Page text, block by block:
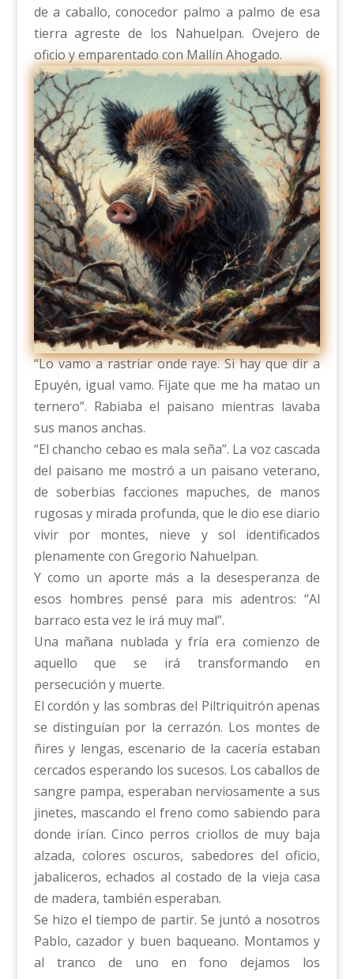
de a caballo, conocedor palmo a palmo de esa
tierra agreste de los Nahuelpan. Ovejero de
oficio y emparentado con Mallín Ahogado.
“Lo vamo a rastriar onde raye. Si hay que dir a
Epuyén, igual vamo. Fijate que me ha matao un
ternero”. Rabiaba el paisano mientras lavaba
sus manos anchas.
“El chancho cebao es mala seña”. La voz cascada
del paisano me mostró a un paisano veterano,
de soberbias facciones mapuches, de manos
rugosas y mirada profunda, que le dio ese diario
vivir por montes, nieve y sol identificados
plenamente con Gregorio Nahuelpan.
Y como un aporte más a la desesperanza de
esos hombres pensé para mis adentros: “Al
barraco esta vez le irá muy mal”.
Una mañana nublada y fría era comienzo de
aquello que se irá transformando en
persecución y muerte.
El cordón y las sombras del Piltriquitrón apenas
se distinguían por la cerrazón. Los montes de
ñires y lengas, escenario de la cacería estaban
cercados esperando los sucesos. Los caballos de
sangre pampa, esperaban nerviosamente a sus
jinetes, mascando el freno como sabiendo para
donde irían. Cinco perros criollos de muy baja
alzada, colores oscuros, sabedores del oficio,
jabaliceros, echados al costado de la vieja casa
de madera, también esperaban.
Se hizo el tiempo de partir. Se juntó a nosotros
Pablo, cazador y buen baqueano. Montamos y
al tranco de uno en fono dejamos los